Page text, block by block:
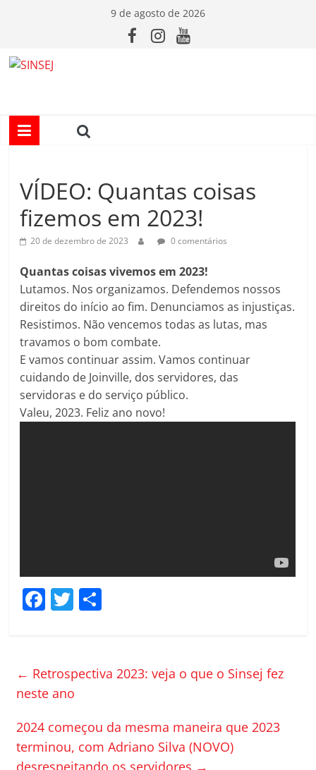
conteúdo
9 de agosto de 2026
I
S
E
VÍDEO: Quantas coisas
fizemos em 2023!
20 de dezembro de 2023 0 comentários
Quantas coisas vivemos em 2023!
Lutamos. Nos organizamos. Defendemos nossos
direitos do início ao fim. Denunciamos as injustiças.
Resistimos. Não vencemos todas as lutas, mas
travamos o bom combate.
E vamos continuar assim. Vamos continuar
cuidando de Joinville, dos servidores, das
servidoras e do serviço público.
Valeu, 2023. Feliz ano novo!
F
e
b
o
k
T
er p
h
ar
← Retrospectiva 2023: veja o que o Sinsej fez
neste ano
2024 começou da mesma maneira que 2023
terminou, com Adriano Silva (NOVO)
desrespeitando os servidores →